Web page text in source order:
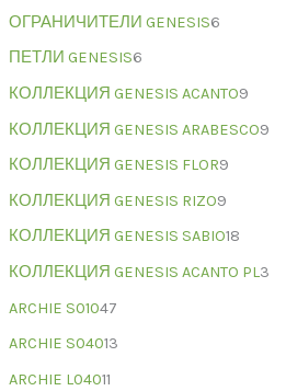
ОГРАНИЧИТЕЛИ GENESIS6
ПЕТЛИ GENESIS6
КОЛЛЕКЦИЯ GENESIS ACANTO9
КОЛЛЕКЦИЯ GENESIS ARABESCO9
КОЛЛЕКЦИЯ GENESIS FLOR9
КОЛЛЕКЦИЯ GENESIS RIZO9
КОЛЛЕКЦИЯ GENESIS SABIO18
КОЛЛЕКЦИЯ GENESIS ACANTO PL3
ARCHIE S01047
ARCHIE S04013
ARCHIE L04011